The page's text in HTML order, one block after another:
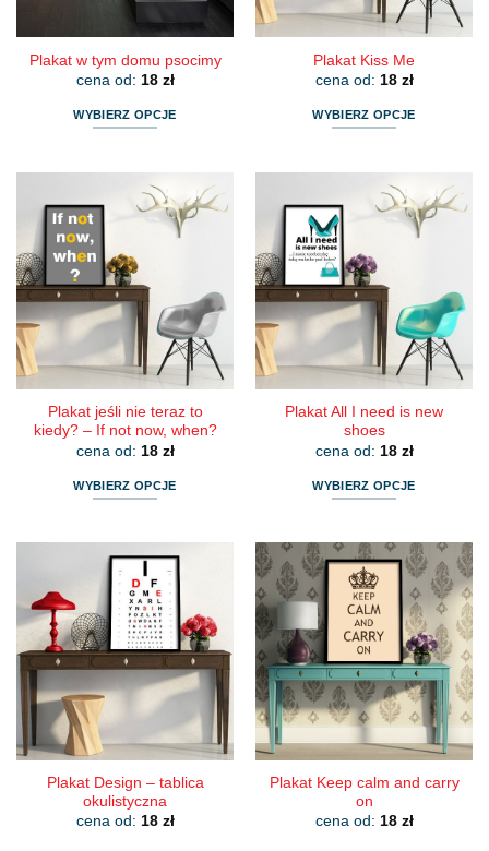
produktu
Plakat w tym domu psocimy
cena od: 18 zł
WYBIERZ OPCJE
wiele
wariantów.
Opcje
można
wybrać
na
stronie
produktu
Plakat Kiss Me
cena od: 18 zł
WYBIERZ OPCJE
wiele
wariantów.
Opcje
można
wybrać
na
stronie
produktu
Plakat jeśli nie teraz to
kiedy? – If not now, when?
cena od: 18 zł
WYBIERZ OPCJE
ma
wiele
wariantów.
Opcje
można
wybrać
na
stronie
produktu
Plakat All I need is new
shoes
cena od: 18 zł
WYBIERZ OPCJE
ma
wiele
wariantów.
Opcje
można
wybrać
na
stronie
produktu
Plakat Design – tablica
okulistyczna
cena od: 18 zł
Plakat Keep calm and carry
on
cena od: 18 zł